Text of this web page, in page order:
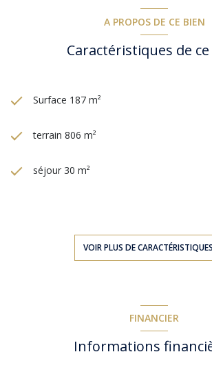
A PROPOS DE CE BIEN
Caractéristiques de
Surface 187 m²
terrain 806 m²
séjour 30 m²
Chauffage central : au sol (electrique)
VOIR PLUS DE CARACTÉRISTIQUES
FINANCIER
Informations